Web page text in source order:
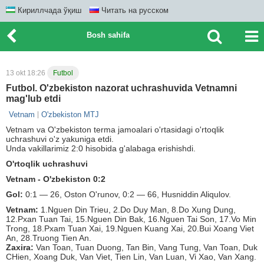
Кириллчада ўқиш Читать на русском
Bosh sahifa
13 okt 18:26 Futbol
Futbol. O'zbekiston nazorat uchrashuvida Vetnamni
mag'lub etdi
Vetnam O'zbekiston MTJ
Vetnam va O'zbekiston terma jamoalari o'rtasidagi o'rtoqlik
uchrashuvi o'z yakuniga etdi.
Unda vakillarimiz 2:0 hisobida g'alabaga erishishdi.
O'rtoqlik uchrashuvi
Vetnam - O'zbekiston 0:2
Gol: 0:1 — 26, Oston O'runov, 0:2 — 66, Husniddin Aliqulov.
Vetnam: 1.Nguen Din Trieu, 2.Do Duy Man, 8.Do Xung Dung,
12.Pxan Tuan Tai, 15.Nguen Din Bak, 16.Nguen Tai Son, 17.Vo Min
Trong, 18.Pxam Tuan Xai, 19.Nguen Kuang Xai, 20.Bui Xoang Viet
An, 28.Truong Tien An.
Zaxira: Van Toan, Tuan Duong, Tan Bin, Vang Tung, Van Toan, Duk
CHien, Xoang Duk, Van Viet, Tien Lin, Van Luan, Vi Xao, Van Xang.